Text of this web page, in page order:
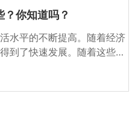
？你知道吗？
水平的不断提高。随着经济
到了快速发展。随着这些行